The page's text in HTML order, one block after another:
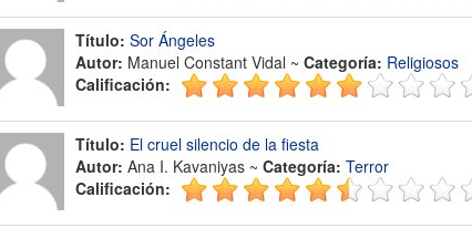
Título: Sor Ángeles
Autor: Manuel Constant Vidal ~ Categoría: Religiosos
Calificación:
Título: El cruel silencio de la fiesta
Autor: Ana I. Kavaniyas ~ Categoría: Terror
Calificación: